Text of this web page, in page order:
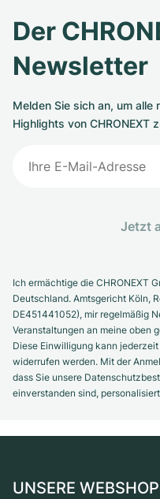
Der
Newsletter
Melden Sie sich an, um alle
Highlights von CHRONEXT
Jetzt
Ich ermächtige die CHRONEXT
Deutschland. Amtsgericht Köln,
DE451441052), mir regelmäßig
Veranstaltungen an meine oben
Diese Einwilligung kann
widerrufen werden. Mit der
dass Sie unsere
einverstanden sind,
UNSERE